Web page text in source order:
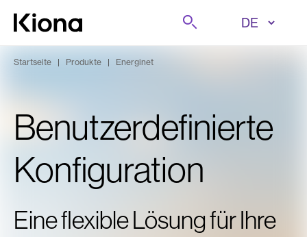
Zum Inhalt wechseln
Zur Homepage wechseln
Suche
Startseite | Produkte | Energinet
Benutzerdefinierte
Konfiguration
Eine flexible Lösung für Ihre